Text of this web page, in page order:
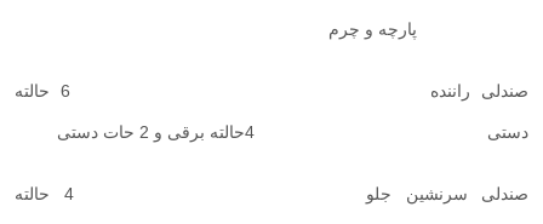
پارچه و چرم
صندلی راننده 6 حالته
دستی 4حالته برقی و 2 حات دستی
صندلی سرنشین جلو 4 حالته